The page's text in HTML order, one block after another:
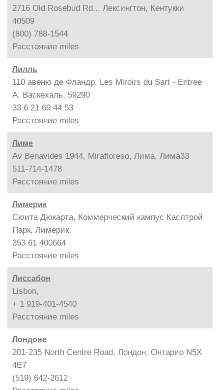
2716 Old Rosebud Rd.., Лексингтон, Кентукки
40509
(800) 788-1544
Расстояние miles
Лилль
110 авеню де Фландр, Les Miroirs du Sart - Entree
A, Васкехаль, 59290
33 6 21 69 44 53
Расстояние miles
Лиме
Av Benavides 1944, Mirafloreso, Лима, Лима33
511-714-1478
Расстояние miles
Лимерик
Сюита Дюкарта, Коммерческий кампус Каслтрой
Парк, Лимерик,
353 61 400664
Расстояние miles
Лиссабон
Lisbon,
+ 1 919-401-4540
Расстояние miles
Лондоне
201-235 North Centre Road, Лондон, Онтарио N5X
4E7
(519) 642-2612